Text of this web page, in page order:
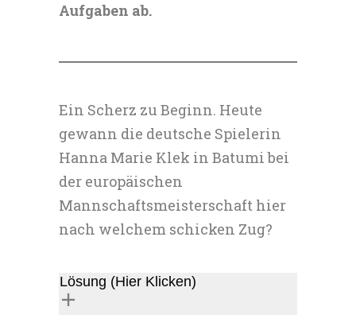
Aufgaben ab.
Ein Scherz zu Beginn. Heute
gewann die deutsche Spielerin
Hanna Marie Klek in Batumi bei
der europäischen
Mannschaftsmeisterschaft hier
nach welchem schicken Zug?
Lösung (Hier Klicken)